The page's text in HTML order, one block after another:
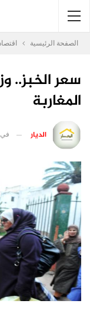
الصفحة الرئيسية
سعر الخبز..
المغاربة
الديار في